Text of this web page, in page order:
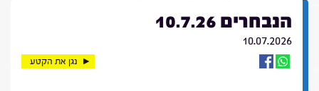
הנבחרים 10.7.26
10.07.2026
נגן את הקטע